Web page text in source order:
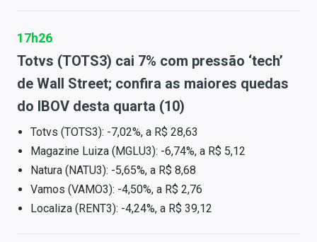
17h26
Totvs (TOTS3) cai 7% com pressão ‘tech’
de Wall Street; confira as maiores quedas
do IBOV desta quarta (10)
Totvs (TOTS3): -7,02%, a R$ 28,63
Magazine Luiza (MGLU3): -6,74%, a R$ 5,12
Natura (NATU3): -5,65%, a R$ 8,68
Vamos (VAMO3): -4,50%, a R$ 2,76
Localiza (RENT3): -4,24%, a R$ 39,12